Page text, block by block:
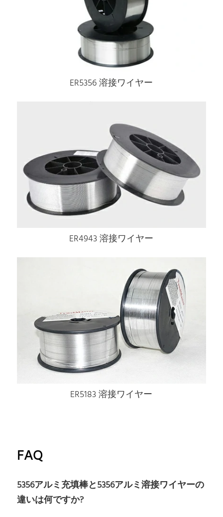
ER5356 溶接ワイヤー
ER4943 溶接ワイヤー
ER5183 溶接ワイヤー
FAQ
5356アルミ充填棒と5356アルミ溶接ワイヤーの
違いは何ですか?